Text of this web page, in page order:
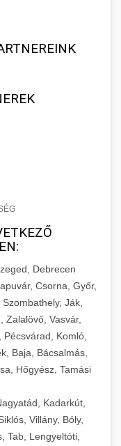
Debrecen
Csorna, Győr,
Ják,
Zalalövő, Vasvár,
Komló,
Baja, Bácsalmás,
Hőgyész, Tamási
Kadarkút,
Villány, Bóly,
Tab, Lengyeltóti,